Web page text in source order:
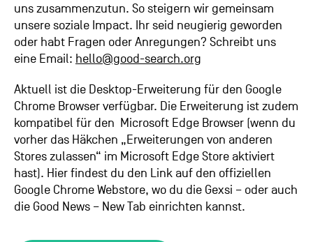
uns zusammenzutun. So steigern wir gemeinsam
unsere soziale Impact. Ihr seid neugierig geworden
oder habt Fragen oder Anregungen? Schreibt uns
eine Email: hello@good-search.org
Aktuell ist die Desktop-Erweiterung für den Google
Chrome Browser verfügbar. Die Erweiterung ist zudem
kompatibel für den Microsoft Edge Browser (wenn du
vorher das Häkchen „Erweiterungen von anderen
Stores zulassen“ im Microsoft Edge Store aktiviert
hast). Hier findest du den Link auf den offiziellen
Google Chrome Webstore, wo du die Gexsi – oder auch
die Good News – New Tab einrichten kannst.